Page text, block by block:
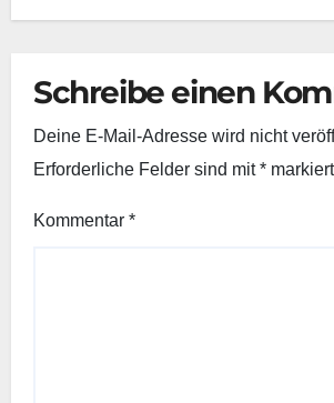
Schreibe einen
Deine E-Mail-Adresse wird nicht
Erforderliche Felder sind mit* markiert
Kommentar *